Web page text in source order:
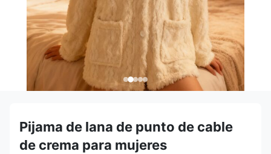
Pijama de lana de punto de cable
de crema para mujeres